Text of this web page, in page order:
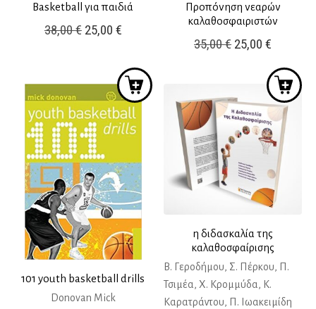
Basketball για παιδιά
38,00€ Original
38,00 €.
25,00 €Η
τιμή
είναι:
25,00 €.
Προπόνηση νεαρών
καλαθοσφαιριστών
35,00€ Original
35,00 €.
25,00€
τιμή
είναι:
25,00 €.
101 youth basketball drills
Donovan Mick
η διδασκαλία της
καλαθοσφαίρισης
Β. Γεροδήμου, Σ. Πέρκου, Π.
Τσιμέα, Χ. Κρομμύδα, Κ.
Καρατράντου, Π. Ιωακειμίδη